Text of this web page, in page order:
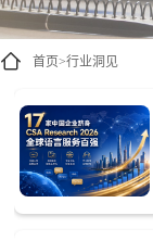
首页>行业洞见